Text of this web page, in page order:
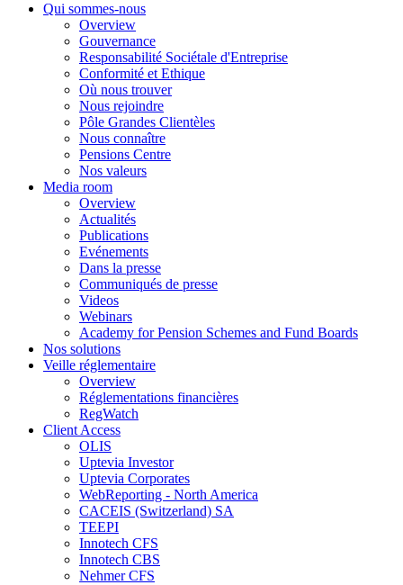
Qui sommes-nous
Overview
Gouvernance
Responsabilité Sociétale d'Entreprise
Conformité et Ethique
Où nous trouver
Nous rejoindre
Pôle Grandes Clientèles
Nous connaître
Pensions Centre
Nos valeurs
Media room
Overview
Actualités
Publications
Evénements
Dans la presse
Communiqués de presse
Videos
Webinars
Academy for Pension Schemes and Fund Boards
Nos solutions
Veille réglementaire
Overview
Réglementations financières
RegWatch
Client Access
OLIS
Uptevia Investor
Uptevia Corporates
WebReporting - North America
CACEIS (Switzerland) SA
TEEPI
Innotech CFS
Innotech CBS
Nehmer CFS